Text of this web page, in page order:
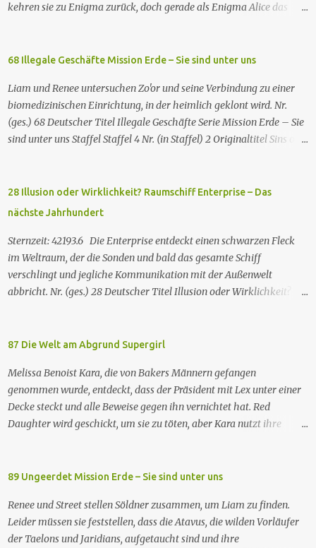
kehren sie zu Enigma zurück, doch gerade als Enigma Alice das
wolle. Währenddessen nehmen zwei GCPd-Beamte Ryan und Luke
Polizisten zur Rede stellt, wird auch sie verhaftet. Die drei treffen
auf einen Gefangenen namens Eli. Imani besorgt sich einen Anwalt,
um sie rauszuholen. Inzwischen hat das neue Snakebite viele
Drogenabhängige in fleischfressende Monster verwandelt. Ein
gelingt es, ein Heilmittel herzustellen, aber Batwoman müsste
jedem Opfer eine Spritze geben, ...
68 Illegale Geschäfte Mission Erde – Sie sind unter uns
Liam und Renee untersuchen Zo'or und seine Verbindung zu einer
biomedizinischen Einrichtung, in der heimlich geklont wird. Nr.
(ges.) 68 Deutscher Titel Illegale Geschäfte Serie Mission Erde – Sie
sind unter uns Staffel Staffel 4 Nr. (in Staffel) 2 Original­titel Sins of
25. Sep. 2001 Es kommt eine außerirdische Rasse, die Taelons oder
Gefährten genannt wird, auf die Erde. Sie bieten den Menschen auf
Hungersnöte eindämmen, Umweltprobleme lösen und Konflikte
beenden können. Im Gegenzug verlangen sie, dass man sie auf der
Erde leben lässt. Doch eine Gruppe von Erdlingen, die an der
Freundlichkeit der Taelons zweifelt, organisiert eine
verstehen nach und nach, dass jede Spezies die...
28 Illusion oder Wirklichkeit? Raumschiff Enterprise – Das
nächste Jahrhundert
Sternzeit: 42193.6 Die Enterprise entdeckt einen schwarzen Fleck
im Weltraum, der die Sonden und bald das gesamte Schiff
verschlingt und jegliche Kommunikation mit der Außenwelt
abbricht. Nr. (ges.) 28 Deutscher Titel Illusion oder Wirklichkeit?
Winrich Kolbe Buch Jack B. Sowards Erstaus­strahlung USA 26. Nov.
Deutschsprachige Erstausstrahlung der HD-restaurierten Fassung
im Pay-TV (Syfy) 17. Jan. 2013 Raumschiff Enterprise – Das nächste
Jahrhundert spielt im 24. Jahrhundert und erzählt von den
Missionen der Besatzung des Sternenflottenraumschiffs Enterprise-
sozialen und interkulturellen Konflikten und die Hilfe bei
87 Die Welt am Abgrund Supergirl
Melissa Benoist Kara, die von Bakers Männern gefangen
genommen wurde, entdeckt, dass der Präsident mit Lex unter einer
Decke steckt und alle Beweise gegen ihn vernichtet hat. Red
Daughter wird geschickt, um sie zu töten, aber Kara nutzt ihre
dass sie die Situation nicht alleine bewältigen kann. Sie würde sich
Psyche inzwischen angepasst hat und die Wiedererlangung ihrer
Erinnerungen sie in den Wahnsinn treiben könnte. Lena informiert
Alex unterdessen über Lex' Plan und seine Experimente an
89 Ungeerdet Mission Erde – Sie sind unter uns
Renee und Street stellen Söldner zusammen, um Liam zu finden.
Leider müssen sie feststellen, dass die Atavus, die wilden Vorläufer
der Taelons und Jaridians, aufgetaucht sind und ihre